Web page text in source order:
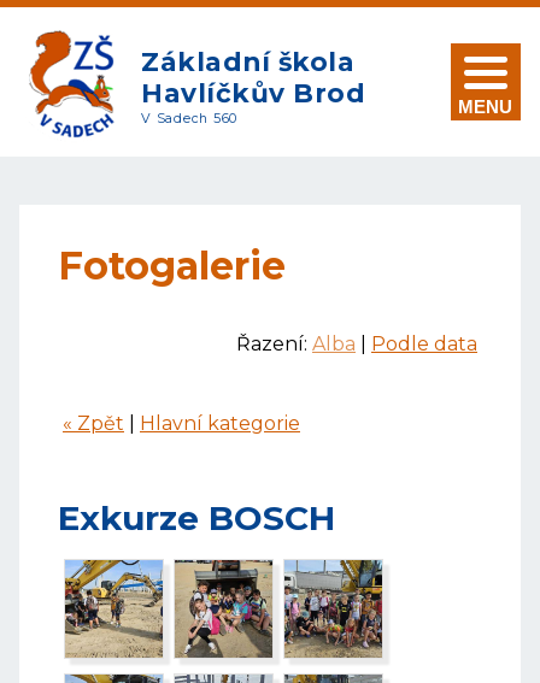
Základní škola
Havlíčkův Brod
V Sadech 560
MENU
Fotogalerie
Řazení: Alba Podle data
« Zpět Hlavní kategorie
Exkurze BOSCH